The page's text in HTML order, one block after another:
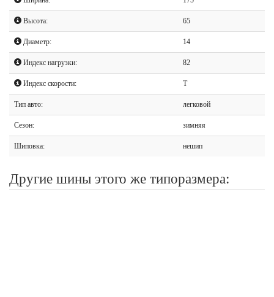
Высота: 65
Диаметр: 14
Индекс нагрузки: 82
Индекс скорости: T
Тип авто: легковой
Сезон: зимняя
Шиповка: нешип
Другие шины этого же типоразмера: